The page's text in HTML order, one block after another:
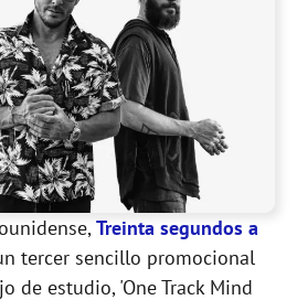
Treinta segundos a
tercer sencillo promocional
de estudio, 'One Track Mind